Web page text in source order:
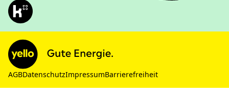
AGBDatenschutzImpressumBarrierefreiheit